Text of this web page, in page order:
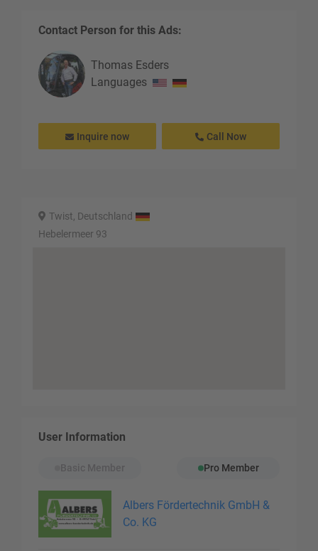
Contact Person for this Ads:
Thomas Esders
Languages
Inquire now Call Now
Twist, Deutschland
Hebelermeer 93
User Information
Basic Member Pro Member
Albers Fördertechnik GmbH &
Co. KG